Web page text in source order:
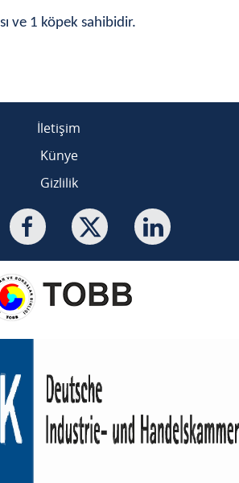
ve 1 köpek sahibidir.
İletişim
Künye
Gizlilik